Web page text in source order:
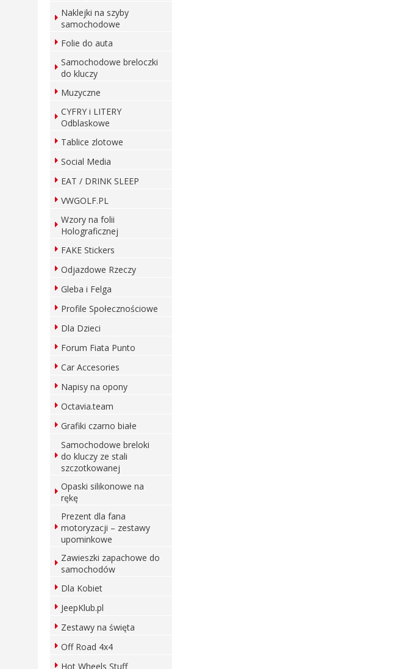
Naklejki na szyby
samochodowe
Folie do auta
Samochodowe breloczki
do kluczy
Muzyczne
CYFRY i LITERY
Odblaskowe
Tablice zlotowe
Social Media
EAT / DRINK SLEEP
VWGOLF.PL
Wzory na folii
Holograficznej
FAKE Stickers
Odjazdowe Rzeczy
Gleba i Felga
Profile Społecznościowe
Dla Dzieci
Forum Fiata Punto
Car Accesories
Napisy na opony
Octavia.team
Grafiki czarno białe
Samochodowe breloki
do kluczy ze stali
szczotkowanej
Opaski silikonowe na
rękę
Prezent dla fana
motoryzacji – zestawy
upominkowe
Zawieszki zapachowe do
samochodów
Dla Kobiet
JeepKlub.pl
Zestawy na święta
Off Road 4x4
Hot Wheels Stuff